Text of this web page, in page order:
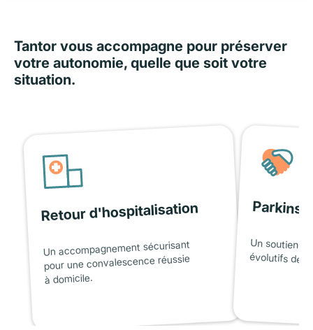
Tantor vous accompagne pour préserver
votre autonomie, quelle que soit votre
situation.
Retour d'hospitalisation
Un accompagnement sécurisant
pour une convalescence réussie
à domicile.
Un soutien
évolutifs de